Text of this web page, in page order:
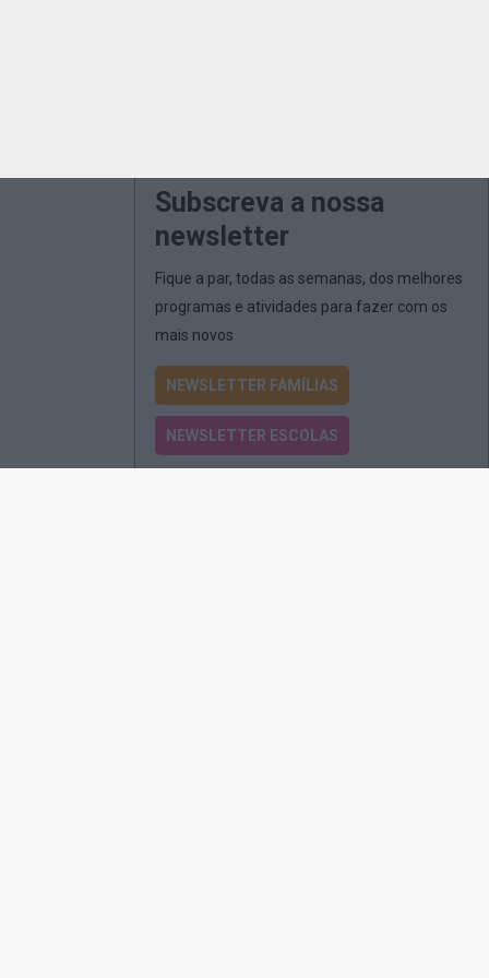
Subscreva a nossa
newsletter
Fique a par, todas as semanas, dos melhores
programas e atividades para fazer com os
mais novos
NEWSLETTER FAMÍLIAS
NEWSLETTER ESCOLAS